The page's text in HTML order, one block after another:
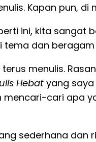
Kapan pun,
ini, kita sangat
tema dan
terus menulis.
Hebat yang saya
cari apa
sederhana